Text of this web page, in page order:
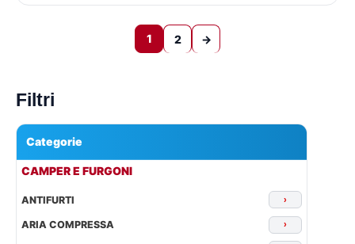
Filtri
Categorie
CAMPER E FURGONI
ANTIFURTI ›
ARIA COMPRESSA ›
1 2 →